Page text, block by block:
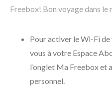
Freebox! Bon voyage dans
Pour activer le Wi-Fi
vous à votre Espace
l’onglet Ma Freebox et
personnel.